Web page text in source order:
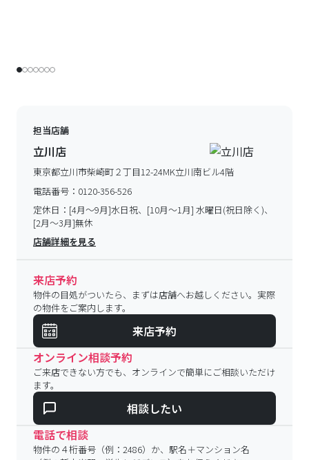
担当店舗
立川店
東京都立川市柴崎町２丁目12-24MK立川南ビル4階
電話番号： 0120-356-526
定休日： [4月～9月]水日祝、[10月～1月] 水曜日(祝日除く)、
[2月～3月]無休
店舗詳細を見る
来店予約
物件の目処がついたら、まずは店舗へお越しください。実際
の物件をご案内します。
来店予約
オンライン相談予約
ご来店できない方でも、オンラインで簡単にご相談いただけ
ます。
相談したい
電話で相談
物件の４桁番号（例：2486）か、駅名＋マンション名